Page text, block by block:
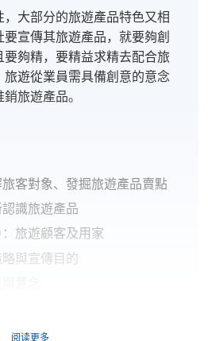
大部分的旅遊產品特色又相
宣傳其旅遊產品，就要夠創
夠精，要精益求精去配合旅
遊從業員需具備創意的意念
旅遊產品。
客對象、發掘旅遊產品賣點
識旅遊產品
旅遊顧客及用家
與宣傳目的
的關係
阅读更多